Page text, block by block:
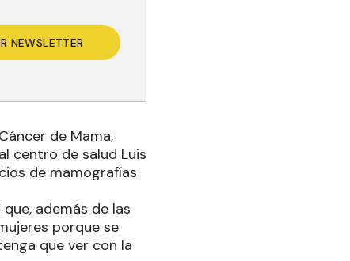
NEWSLETTER
de Mama,
centro de salud Luis
de mamografías
además de las
porque se
que ver con la